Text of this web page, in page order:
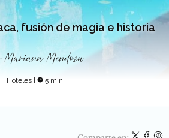
fusión de magia e historia
Mariana Mendoza
Hoteles | 5 min